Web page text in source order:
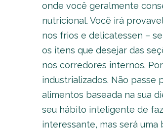
onde você geralmente
nutricional. Você irá
nos frios e delicatessen –
os itens que desejar das
nos corredores internos.
industrializados. Não passe
alimentos baseada na sua
seu hábito inteligente de
interessante, mas será